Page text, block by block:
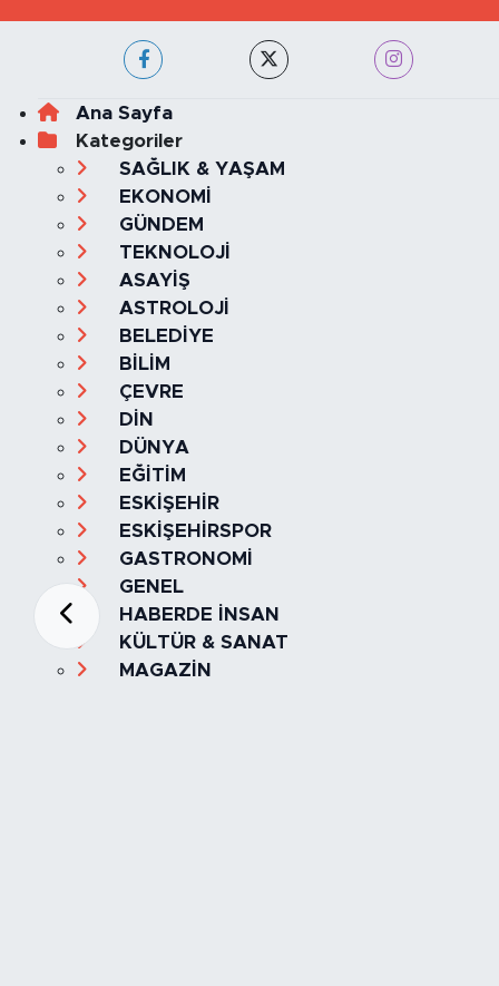
Ana Sayfa
Kategoriler
SAĞLIK & YAŞAM
EKONOMİ
GÜNDEM
TEKNOLOJİ
ASAYİŞ
ASTROLOJİ
BELEDİYE
BİLİM
ÇEVRE
DİN
DÜNYA
EĞİTİM
ESKİŞEHİR
ESKİŞEHİRSPOR
GASTRONOMİ
GENEL
HABERDE İNSAN
KÜLTÜR & SANAT
MAGAZİN